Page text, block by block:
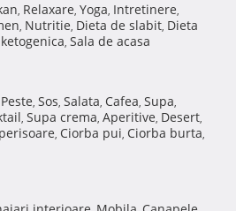
, Relaxare, Yoga, Intretinere,
, Nutritie, Dieta de slabit, Dieta
, Sala de acasa
Peste, Sos, Salata, Cafea, Supa,
, Supa crema, Aperitive, Desert,
, Ciorba pui, Ciorba burta,